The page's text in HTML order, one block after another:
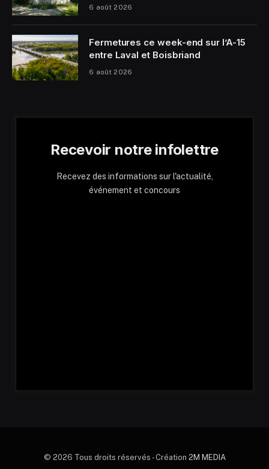
6 août 2026
Fermetures ce week-end sur l’A-15
entre Laval et Boisbriand
6 août 2026
Recevoir notre infolettre
Recevez des informations sur l'actualité,
événement et concours
© 2026 Tous droits réservés - Création 2M MEDIA